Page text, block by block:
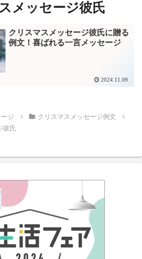
メッセージ彼氏
クリスマスメッセージ彼氏に贈る
例文！喜ばれる一言メッセージ
2024.11.09
ジ
クリスマスメッセージ例文
彼氏